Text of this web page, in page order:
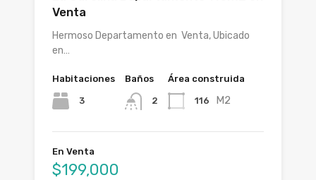
Venta
Hermoso Departamento en Venta, Ubicado
en…
Habitaciones
3
Baños
2
Área construida
116 M2
En Venta
$199,000